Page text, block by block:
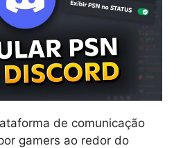
de comunicação
gamers ao redor do